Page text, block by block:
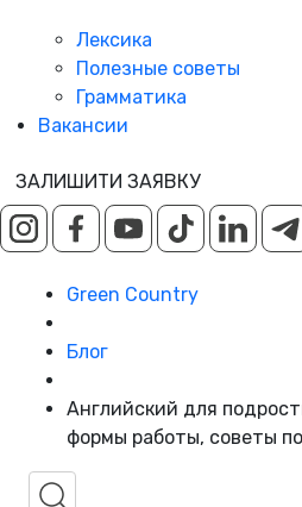
Лексика
Полезные советы
Грамматика
Вакансии
ЗАЛИШИТИ ЗАЯВКУ
Green Country
Блог
Английский для
формы работы, советы